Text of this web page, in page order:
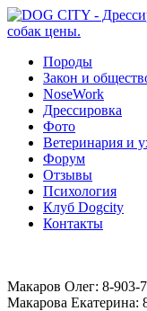
Породы
Закон и
NoseWork
Дрессировка
Фото
Ветеринария и
Форум
Отзывы
Психология
Клуб Dogcity
Контакты
Макаров Олег: 8-903-
Макарова Екатерина: